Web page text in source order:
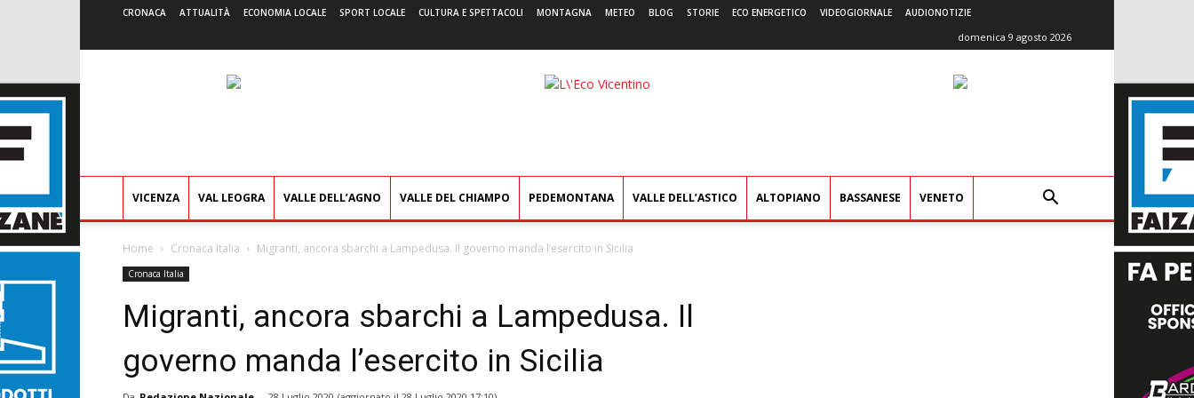
CRONACA ATTUALITÀ ECONOMIA LOCALE SPORT LOCALE CULTURA E SPETTACOLI MONTAGNA METEO BLOG STORIE ECO ENERGETICO VIDEOGIORNALE AUDIONOTIZIE
domenica 9 agosto 2026
L'Eco
VICENZA VAL LEOGRA VALLE DELL’AGNO VALLE DEL CHIAMPO PEDEMONTANA VALLE DELL’ASTICO ALTOPIANO BASSANESE VENETO
Home Cronaca Italia Migranti, ancora sbarchi a Lampedusa. Il governo manda l’esercito in Sicilia
Cronaca Italia
Migranti, ancora sbarchi a Lampedusa. Il
governo manda l’esercito in Sicilia